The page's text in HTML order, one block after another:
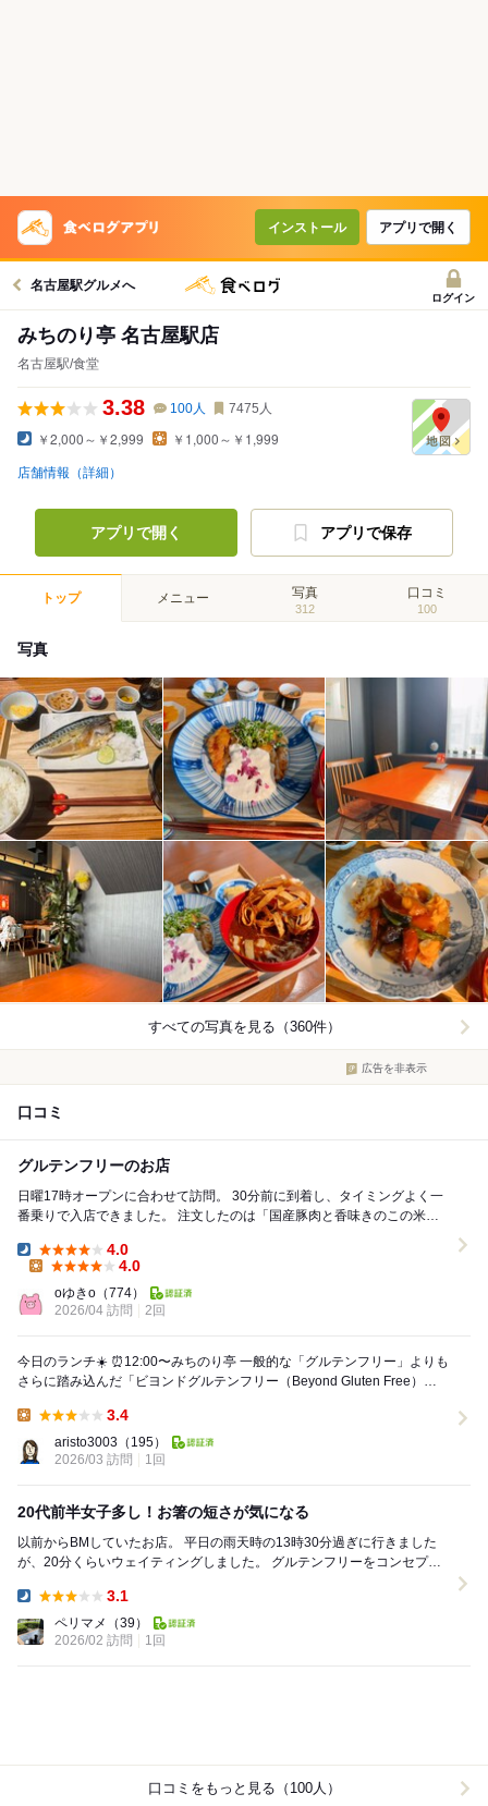
インストール アプリで開く
名古屋駅グルメへ
ログイン
みちのり亭 名古屋駅店
名古屋駅/食堂
3.38 100人 7475 人
￥2,000～￥2,999 ￥1,000～￥1,999
店舗情報（詳細）
アプリで開く アプリで保存
トップ メニュー 写真
312
口コミ
100
写真
すべての写真を見る（360件）
広告を非表示
口コミ
グルテンフリーのお店
日曜17時オープンに合わせて訪問。 30分前に到着し、タイミングよく一
番乗りで入店できました。 注文したのは「国産豚肉と香味きのこの米う
Dinner:
4.0
4.0
oゆきo （774）
2026/04 訪問
2回
今日のランチ☀️ ⏰12:00〜みちのり亭 一般的な「グルテンフリー」よりも
さらに踏み込んだ「ビヨンドグルテンフリー（Beyond Gluten Free）」
3.4
aristo3003 （195）
2026/03 訪問
1回
20代前半女子多し！お箸の短さが気になる
以前からBMしていたお店。 平日の雨天時の13時30分過ぎに行きました
が、20分くらいウェイティングしました。 グルテンフリーをコンセプト
3.1
ペリマメ
（39）
2026/02 訪問
1回
口コミをもっと見る（100人）